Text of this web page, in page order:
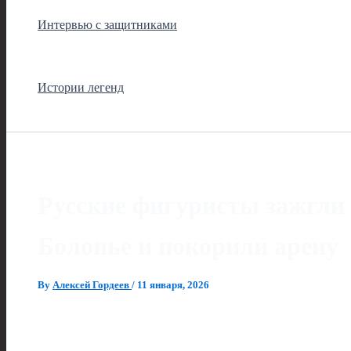
Интервью с защитниками
Истории легенд
By Алексей Гордеев / 11 января, 2026